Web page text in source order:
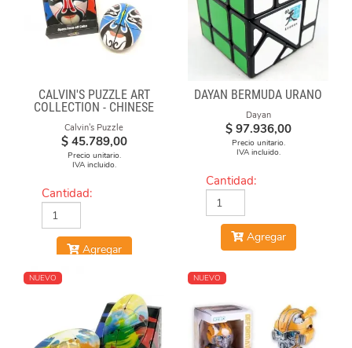
CALVIN'S PUZZLE ART
COLLECTION - CHINESE
OPERA FACE-OFF CUBE
(RED & BLUE MASKS)
Calvin's Puzzle
$ 45.789,00
Precio unitario.
IVA incluido.
Cantidad:
Agregar
DAYAN BERMUDA URANO
Dayan
$ 97.936,00
Precio unitario.
IVA incluido.
Cantidad:
Agregar
NUEVO NUEVO